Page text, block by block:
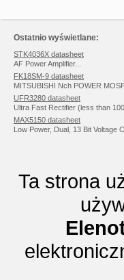
Ostatnio wyświetlane:
STK4036X datasheet
AF Power Amplifier...
FK18SM-9 datasheet
MITSUBISHI Nch POWER
UFR3280 datasheet
Ultra Fast Rectifier (less than
MAX5150 datasheet
Low Power, Dual, 13 Bit Voltage
Ta strona